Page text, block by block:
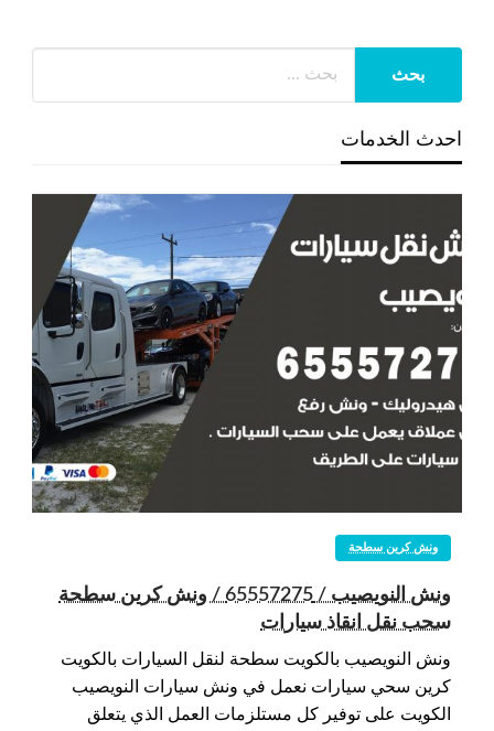
احدث الخدمات
ونش كرين سطحة
ونش النويصيب / 65557275 / ونش كرين سطحة
سحب نقل انقاذ سيارات
ونش النويصيب بالكويت سطحة لنقل السيارات بالكويت
كرين سحي سيارات نعمل في ونش سيارات النويصيب
الكويت على توفير كل مستلزمات العمل الذي يتعلق